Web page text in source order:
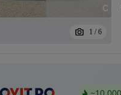
1 / 6